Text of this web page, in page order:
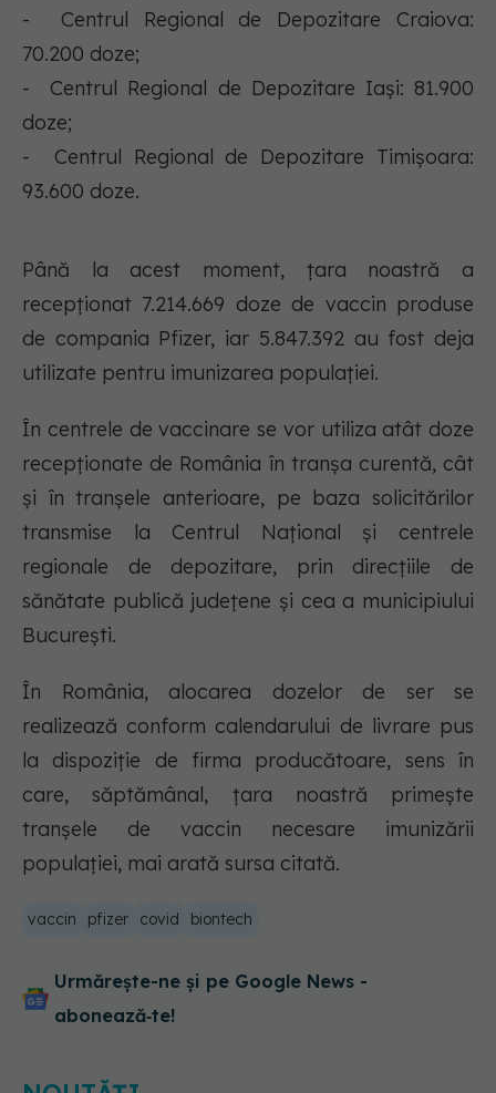
- Centrul Regional de Depozitare Craiova:
70.200 doze;
- Centrul Regional de Depozitare Iași: 81.900
doze;
- Centrul Regional de Depozitare Timișoara:
93.600 doze.
Până la acest moment, țara noastră a
recepționat 7.214.669 doze de vaccin produse
de compania Pfizer, iar 5.847.392 au fost deja
utilizate pentru imunizarea populației.
În centrele de vaccinare se vor utiliza atât doze
recepționate de România în tranșa curentă, cât
și în tranșele anterioare, pe baza solicitărilor
transmise la Centrul Național și centrele
regionale de depozitare, prin direcțiile de
sănătate publică județene și cea a municipiului
București.
În România, alocarea dozelor de ser se
realizează conform calendarului de livrare pus
la dispoziție de firma producătoare, sens în
care, săptămânal, țara noastră primește
tranșele de vaccin necesare imunizării
populației, mai arată sursa citată.
vaccin pfizer covid biontech
Urmărește-ne și pe Google News -
abonează‑te!